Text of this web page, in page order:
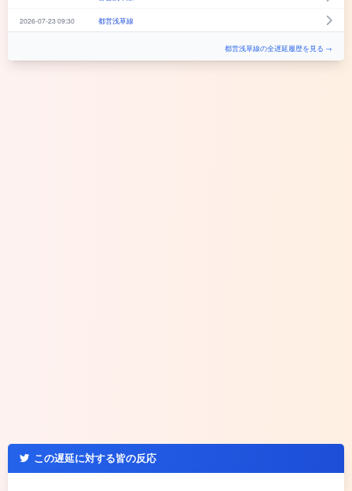
2026-07-23 09:30 都営浅草線
都営浅草線の全遅延履歴を見る →
この遅延に対する皆の反応